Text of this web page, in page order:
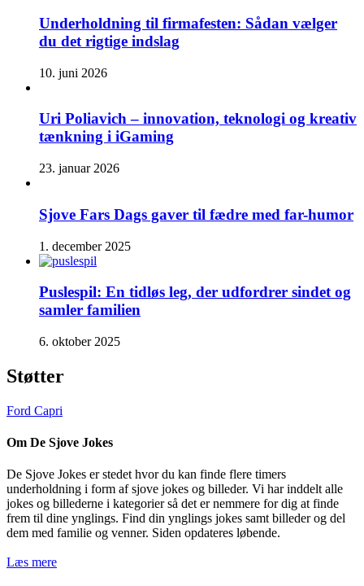
Underholdning til firmafesten: Sådan vælger
du det rigtige indslag
10. juni 2026
Uri Poliavich – innovation, teknologi og kreativ
tænkning i iGaming
23. januar 2026
Sjove Fars Dags gaver til fædre med far-humor
1. december 2025
Puslespil: En tidløs leg, der udfordrer sindet og
samler familien
6. oktober 2025
Støtter
Ford Capri
Om De Sjove Jokes
De Sjove Jokes er stedet hvor du kan finde flere timers
underholdning i form af sjove jokes og billeder. Vi har inddelt alle
jokes og billederne i kategorier så det er nemmere for dig at finde
frem til dine ynglings. Find din ynglings jokes samt billeder og del
dem med familie og venner. Siden opdateres løbende.
Læs mere